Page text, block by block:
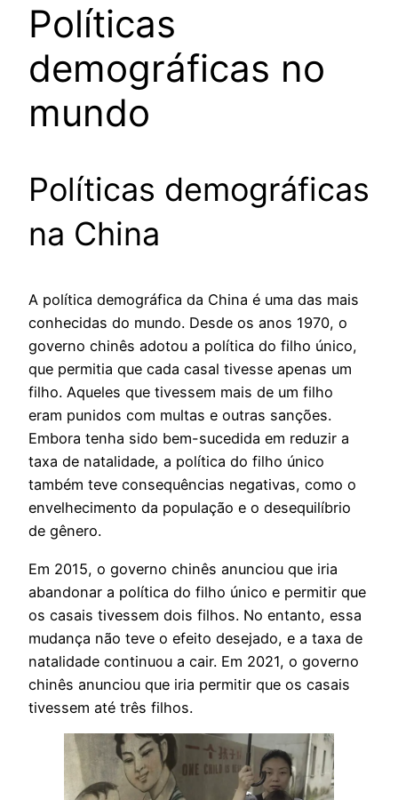
Políticas
demográficas no
mundo
Políticas demográficas
na China
A política demográfica da China é uma das mais
conhecidas do mundo. Desde os anos 1970, o
governo chinês adotou a política do filho único,
que permitia que cada casal tivesse apenas um
filho. Aqueles que tivessem mais de um filho
eram punidos com multas e outras sanções.
Embora tenha sido bem-sucedida em reduzir a
taxa de natalidade, a política do filho único
também teve consequências negativas, como o
envelhecimento da população e o desequilíbrio
de gênero.
Em 2015, o governo chinês anunciou que iria
abandonar a política do filho único e permitir que
os casais tivessem dois filhos. No entanto, essa
mudança não teve o efeito desejado, e a taxa de
natalidade continuou a cair. Em 2021, o governo
chinês anunciou que iria permitir que os casais
tivessem até três filhos.